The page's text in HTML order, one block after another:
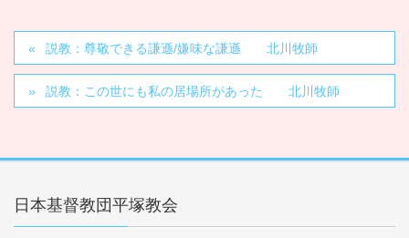
ー
説教：尊敬できる謙遜/嫌味な謙遜 北川牧師
説教：この世にも私の居場所があった 北川牧師
日本基督教団平塚教会